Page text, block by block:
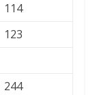
114
123
244